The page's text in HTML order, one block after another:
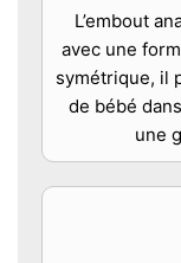
L’embout
avec une
symétrique, il
de bébé
une